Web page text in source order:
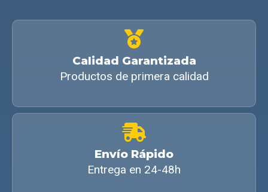
Calidad Garantizada
Productos de primera calidad
Envío Rápido
Entrega en 24-48h